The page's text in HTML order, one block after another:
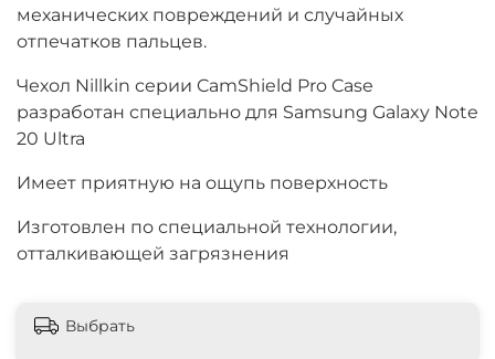
механических повреждений и случайных
отпечатков пальцев.
Чехол Nillkin серии CamShield Pro Case
разработан специально для Samsung Galaxy Note
20 Ultra
Имеет приятную на ощупь поверхность
Изготовлен по специальной технологии,
отталкивающей загрязнения
Выбрать